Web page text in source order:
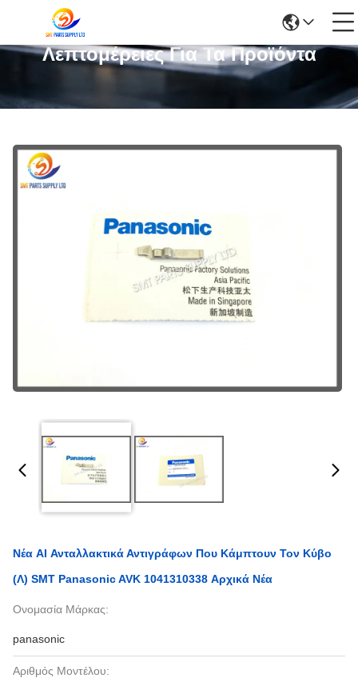
Λεπτομέρειες Για Τα Προϊόντα
Νέα AI Ανταλλακτικά Αντιγράφων Που Κάμπτουν Τον Κύβο
(λ) SMT Panasonic AVK 1041310338 Αρχικά Νέα
Ονομασία Μάρκας:
panasonic
Αριθμός Μοντέλου: